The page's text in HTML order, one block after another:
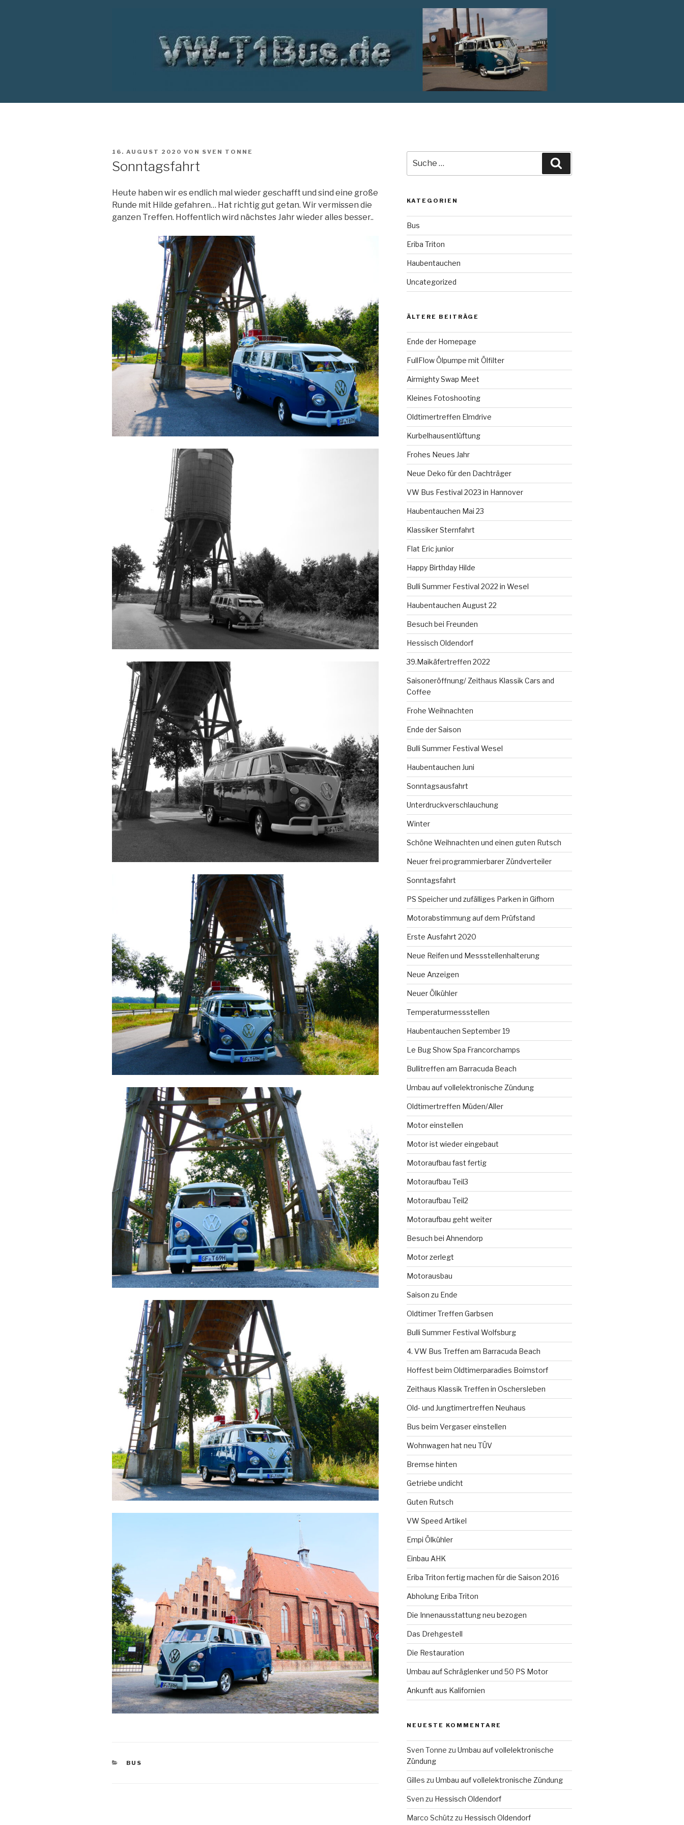
VW T1 BUS
VERÖFFENTLICHT
16. AUGUST 2020 VON SVEN TONNE
Sonntagsfahrt
Heute haben wir es endlich mal wieder geschafft und sind eine große
Runde mit Hilde gefahren… Hat richtig gut getan. Wir vermissen die
ganzen Treffen. Hoffentlich wird nächstes Jahr wieder alles besser..
KATEGORIEN
BUS
nach:
KATEGORIEN
Bus
Eriba Triton
Haubentauchen
Uncategorized
ÄLTERE BEITRÄGE
Ende der Homepage
FullFlow Ölpumpe mit Ölfilter
Airmighty Swap Meet
Kleines Fotoshooting
Oldtimertreffen Elmdrive
Kurbelhausentlüftung
Frohes Neues Jahr
Neue Deko für den Dachträger
VW Bus Festival 2023 in Hannover
Haubentauchen Mai 23
Klassiker Sternfahrt
Flat Eric junior
Happy Birthday Hilde
Bulli Summer Festival 2022 in Wesel
Haubentauchen August 22
Besuch bei Freunden
Hessisch Oldendorf
39.Maikäfertreffen 2022
Saisoneröffnung/ Zeithaus Klassik Cars and
Coffee
Frohe Weihnachten
Ende der Saison
Bulli Summer Festival Wesel
Haubentauchen Juni
Sonntagsausfahrt
Unterdruckverschlauchung
Winter
Schöne Weihnachten und einen guten Rutsch
Neuer frei programmierbarer Zündverteiler
Sonntagsfahrt
PS Speicher und zufälliges Parken in Gifhorn
Motorabstimmung auf dem Prüfstand
Erste Ausfahrt 2020
Neue Reifen und Messstellenhalterung
Neue Anzeigen
Neuer Ölkühler
Temperaturmessstellen
Haubentauchen September 19
Le Bug Show Spa Francorchamps
Bullitreffen am Barracuda Beach
Umbau auf vollelektronische Zündung
Oldtimertreffen Müden/Aller
Motor einstellen
Motor ist wieder eingebaut
Motoraufbau fast fertig
Motoraufbau Teil3
Motoraufbau Teil2
Motoraufbau geht weiter
Besuch bei Ahnendorp
Motor zerlegt
Motorausbau
Saison zu Ende
Oldtimer Treffen Garbsen
Bulli Summer Festival Wolfsburg
4. VW Bus Treffen am Barracuda Beach
Hoffest beim Oldtimerparadies Boimstorf
Zeithaus Klassik Treffen in Oschersleben
Old- und Jungtimertreffen Neuhaus
Bus beim Vergaser einstellen
Wohnwagen hat neu TÜV
Bremse hinten
Getriebe undicht
Guten Rutsch
VW Speed Artikel
Empi Ölkühler
Einbau AHK
Eriba Triton fertig machen für die Saison 2016
Abholung Eriba Triton
Die Innenausstattung neu bezogen
Das Drehgestell
Die Restauration
Umbau auf Schräglenker und 50 PS Motor
Ankunft aus Kalifornien
NEUESTE KOMMENTARE
Sven Tonne zu Umbau auf vollelektronische
Zündung
Gilles zu Umbau auf vollelektronische Zündung
Sven zu Hessisch Oldendorf
Marco Schützzu Hessisch Oldendorf